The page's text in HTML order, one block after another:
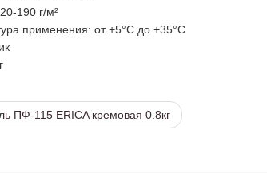
190 г/м²
применения: от +5°С до +35°С
ПФ-115 ERICA кремовая 0.8кг